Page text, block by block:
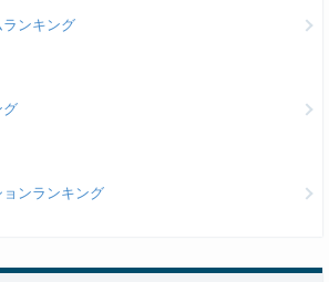
ンキング
グ
ンランキング